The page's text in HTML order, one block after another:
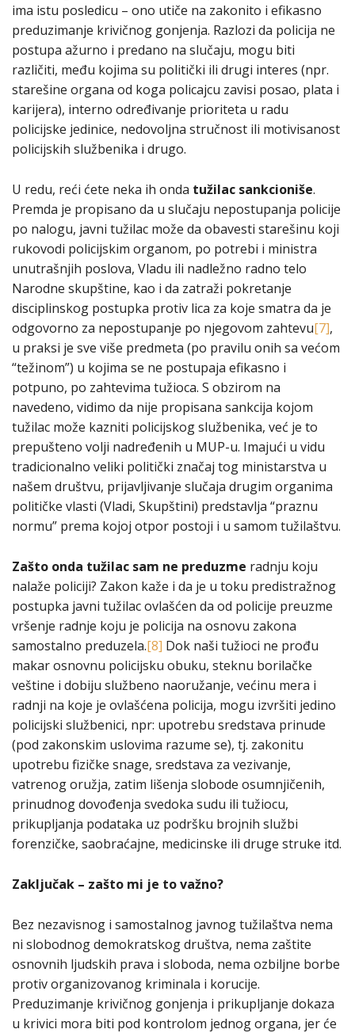
ima istu posledicu – ono utiče na zakonito i efikasno
preduzimanje krivičnog gonjenja. Razlozi da policija ne
postupa ažurno i predano na slučaju, mogu biti
različiti, među kojima su politički ili drugi interes (npr.
starešine organa od koga policajcu zavisi posao, plata i
karijera), interno određivanje prioriteta u radu
policijske jedinice, nedovoljna stručnost ili motivisanost
policijskih službenika i drugo.
U redu, reći ćete neka ih onda tužilac sankcioniše.
Premda je propisano da u slučaju nepostupanja policije
po nalogu, javni tužilac može da obavesti starešinu koji
rukovodi policijskim organom, po potrebi i ministra
unutrašnjih poslova, Vladu ili nadležno radno telo
Narodne skupštine, kao i da zatraži pokretanje
disciplinskog postupka protiv lica za koje smatra da je
odgovorno za nepostupanje po njegovom zahtevu[7],
u praksi je sve više predmeta (po pravilu onih sa većom
“težinom”) u kojima se ne postupaja efikasno i
potpuno, po zahtevima tužioca. S obzirom na
navedeno, vidimo da nije propisana sankcija kojom
tužilac može kazniti policijskog službenika, već je to
prepušteno volji nadređenih u MUP-u. Imajući u vidu
tradicionalno veliki politički značaj tog ministarstva u
našem društvu, prijavljivanje slučaja drugim organima
političke vlasti (Vladi, Skupštini) predstavlja “praznu
normu” prema kojoj otpor postoji i u samom tužilaštvu.
Zašto onda tužilac sam ne preduzme radnju koju
nalaže policiji? Zakon kaže i da je u toku predistražnog
postupka javni tužilac ovlašćen da od policije preuzme
vršenje radnje koju je policija na osnovu zakona
samostalno preduzela.[8] Dok naši tužioci ne prođu
makar osnovnu policijsku obuku, steknu borilačke
veštine i dobiju službeno naoružanje, većinu mera i
radnji na koje je ovlašćena policija, mogu izvršiti jedino
policijski službenici, npr: upotrebu sredstava prinude
(pod zakonskim uslovima razume se), tj. zakonitu
upotrebu fizičke snage, sredstava za vezivanje,
vatrenog oružja, zatim lišenja slobode osumnjičenih,
prinudnog dovođenja svedoka sudu ili tužiocu,
prikupljanja podataka uz podršku brojnih službi
forenzičke, saobraćajne, medicinske ili druge struke itd.
Zaključak – zašto mi je to važno?
Bez nezavisnog i samostalnog javnog tužilaštva nema
ni slobodnog demokratskog društva, nema zaštite
osnovnih ljudskih prava i sloboda, nema ozbiljne borbe
protiv organizovanog kriminala i korucije.
Preduzimanje krivičnog gonjenja i prikupljanje dokaza
u krivici mora biti pod kontrolom jednog organa, jer će